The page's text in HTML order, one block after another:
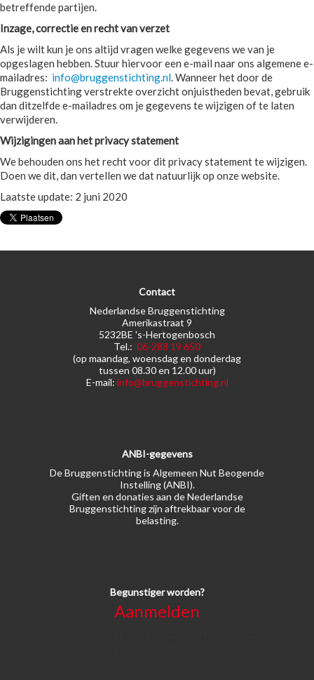
betreffende partijen.
Inzage, correctie en recht van verzet
Als je wilt kun je ons altijd vragen welke gegevens we van je
opgeslagen hebben. Stuur hiervoor een e-mail naar ons algemene e-
mailadres: info@bruggenstichting.nl. Wanneer het door de
Bruggenstichting verstrekte overzicht onjuistheden bevat, gebruik
dan ditzelfde e-mailadres om je gegevens te wijzigen of te laten
verwijderen.
Wijzigingen aan het privacy statement
We behouden ons het recht voor dit privacy statement te wijzigen.
Doen we dit, dan vertellen we dat natuurlijk op onze website.
Laatste update: 2 juni 2020
Contact
Nederlandse Bruggenstichting
Amerikastraat 9
5232BE 's-Hertogenbosch
Tel.: 06-288 19 650
(op maandag, woensdag en donderdag
tussen 08.30 en 12.00 uur)
E-mail: info@bruggenstichting.nl
ANBI-gegevens
De Bruggenstichting is Algemeen Nut Beogende
Instelling (ANBI).
Giften en donaties aan de Nederlandse
Bruggenstichting zijn aftrekbaar voor de
belasting.
Begunstiger worden?
Aanmelden